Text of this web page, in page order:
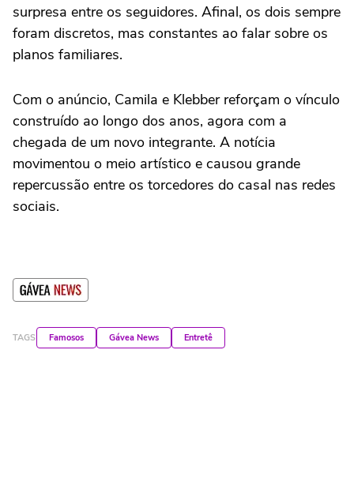
surpresa entre os seguidores. Afinal, os dois sempre
foram discretos, mas constantes ao falar sobre os
planos familiares.
Com o anúncio, Camila e Klebber reforçam o vínculo
construído ao longo dos anos, agora com a
chegada de um novo integrante. A notícia
movimentou o meio artístico e causou grande
repercussão entre os torcedores do casal nas redes
sociais.
TAGS Famosos Gávea News Entretê